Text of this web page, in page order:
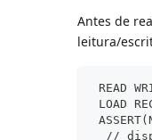
Antes de
leitura/
READ
LOAD
//